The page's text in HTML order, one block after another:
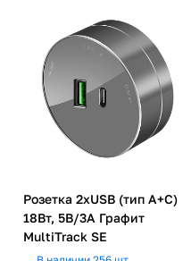
Розетка 2хUSB (тип А+С)
18Вт, 5В/3А Графит
MultiTrack SE